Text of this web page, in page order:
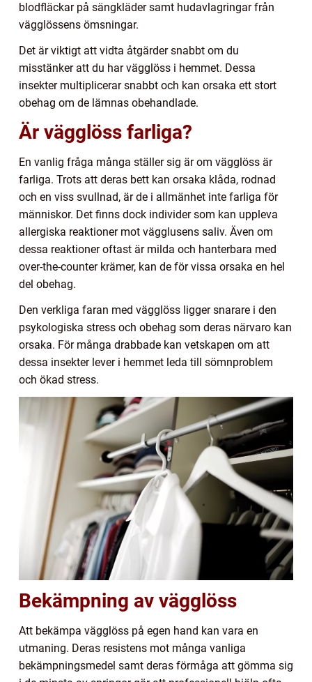
blodfläckar på sängkläder samt hudavlagringar från
vägglössens ömsningar.
Det är viktigt att vidta åtgärder snabbt om du
misstänker att du har vägglöss i hemmet. Dessa
insekter multiplicerar snabbt och kan orsaka ett stort
obehag om de lämnas obehandlade.
Är vägglöss farliga?
En vanlig fråga många ställer sig är om vägglöss är
farliga. Trots att deras bett kan orsaka klåda, rodnad
och en viss svullnad, är de i allmänhet inte farliga för
människor. Det finns dock individer som kan uppleva
allergiska reaktioner mot vägglusens saliv. Även om
dessa reaktioner oftast är milda och hanterbara med
over-the-counter krämer, kan de för vissa orsaka en hel
del obehag.
Den verkliga faran med vägglöss ligger snarare i den
psykologiska stress och obehag som deras närvaro kan
orsaka. För många drabbade kan vetskapen om att
dessa insekter lever i hemmet leda till sömnproblem
och ökad stress.
Bekämpning av vägglöss
Att bekämpa vägglöss på egen hand kan vara en
utmaning. Deras resistens mot många vanliga
bekämpningsmedel samt deras förmåga att gömma sig